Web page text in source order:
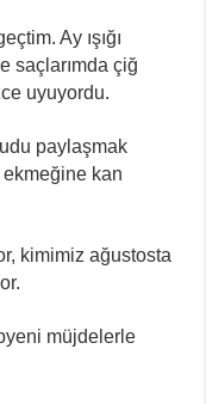
Ay ışığı
saçlarımda çiğ
uyuyordu.
paylaşmak
kan
kimimiz ağustosta
müjdelerle